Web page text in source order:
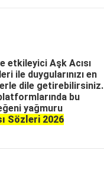
etkileyici Aşk Acısı
ile duygularınızı en
dile getirebilirsiniz.
bu
yağmuru
Sözleri 2026